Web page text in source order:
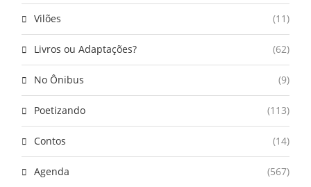
Vilões (11)
Livros ou Adaptações? (62)
No Ônibus (9)
Poetizando (113)
Contos (14)
Agenda (567)